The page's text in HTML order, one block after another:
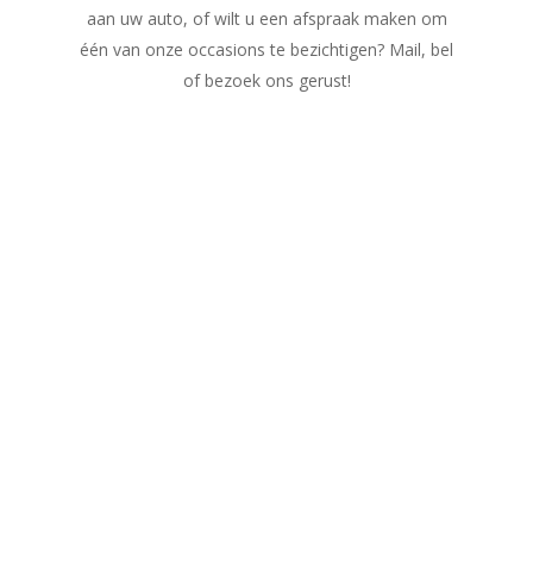
aan uw auto, of wilt u een afspraak maken om
één van onze occasions te bezichtigen? Mail, bel
of bezoek ons gerust!